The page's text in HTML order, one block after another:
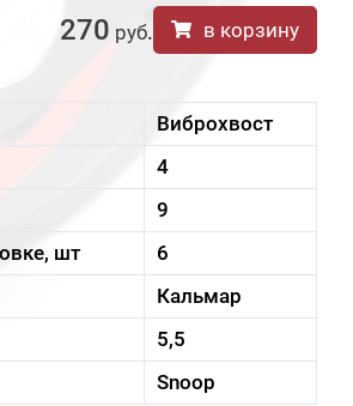
270 руб. в корзину
Виброхвост
4
9
шт
6
Кальмар
5,5
Snoop